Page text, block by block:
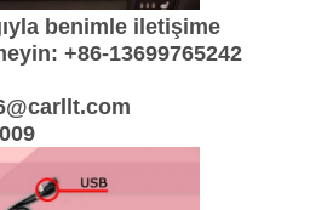
benimle iletişime
+86-13699765242